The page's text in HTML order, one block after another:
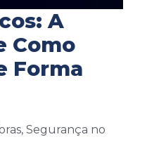
A
Como
Forma
, Segurança no